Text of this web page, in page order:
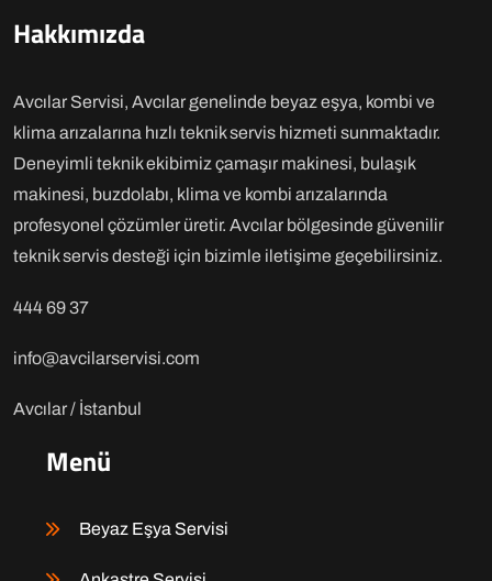
Hakkımızda
Avcılar Servisi, Avcılar genelinde beyaz eşya, kombi ve
klima arızalarına hızlı teknik servis hizmeti sunmaktadır.
Deneyimli teknik ekibimiz çamaşır makinesi, bulaşık
makinesi, buzdolabı, klima ve kombi arızalarında
profesyonel çözümler üretir. Avcılar bölgesinde güvenilir
teknik servis desteği için bizimle iletişime geçebilirsiniz.
444 69 37
info@avcilarservisi.com
Avcılar / İstanbul
Menü
Beyaz Eşya Servisi